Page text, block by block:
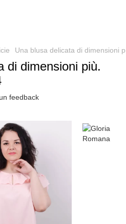
Una blusa delicata di dimensioni
di dimensioni più.
feedback